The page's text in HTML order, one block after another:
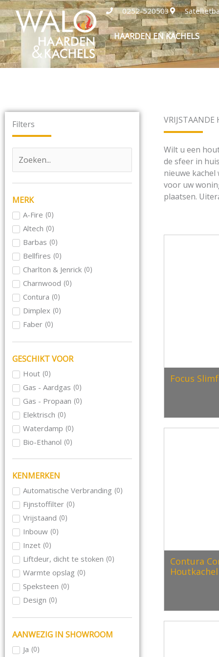
Ga
naar
de
inhoud
0252-520503
HAARDEN EN KACHELS
Filters
MERK
A-Fire (0)
Altech (0)
Barbas (0)
Bellfires (0)
Charlton & Jenrick (0)
Charnwood (0)
Contura (0)
Dimplex (0)
Faber (0)
Hwam ( )
Jacobus
Kalfire (0 )
Meteor (0)
Morso (0)
Nordpeis (0
Rika (0)
Schmid (0)
Skantherm
Wanders (0)
Wiking (0)
Le Feu (0)
Blaze Harmony
GESCHIKT VOOR
Hout (0)
Gas - Aardgas (0)
Gas - Propaan (0)
Elektrisch (0)
Waterdamp (0)
Bio-Ethanol (0)
KENMERKEN
Automatische Verbranding (0)
Fijnstoffilter (0)
Vrijstaand (0)
Inbouw (0)
Inzet (0)
Liftdeur, dicht te stoken (0)
Warmte opslag (0)
Speksteen (0)
Design (0)
Rond (0 )
Draaibaar
AANWEZIG IN SHOWROOM
Ja (0)
VRIJSTAANDE
Wilt u een
de sfeer in
nieuwe kachel
voor uw
plaatsen.
Focus
Contura
Houtkachel